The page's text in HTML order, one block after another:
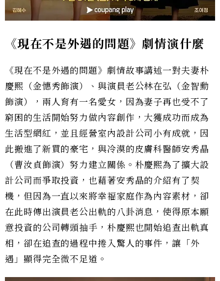
《現在不是外遇的問題》劇情演什麼
《現在不是外遇的問題》劇情故事講述一對夫妻朴
慶熙（金憓秀飾演）、與演員老公林在弘（金智勳
飾演），兩人育有一名愛女，因為妻子再也受不了
窮困的生活開始努力做內容創作，大獲成功而成為
生活型網紅，並且經營室內設計公司小有成就，因
此搬進了新買的豪宅，與冷漠的皮膚科醫師安秀晶
（曹汝貞飾演）努力建立關係。朴慶熙為了擴大設
計公司而爭取投資，也藉著安秀晶的介紹有了契
機，但因為一直以來將幸福家庭作為內容素材，卻
在此時傳出演員老公出軌的八卦消息，使得原本願
意投資的公司轉頭抽手，朴慶熙也開始追查出軌真
相，卻在追查的過程中捲入驚人的事件，讓「外
遇」顯得完全微不足道。